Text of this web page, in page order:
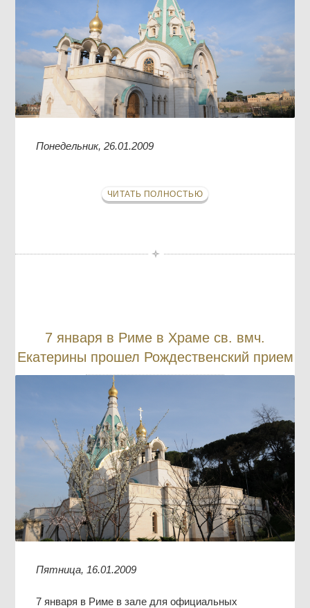
Понедельник, 26.01.2009
ЧИТАТЬ ПОЛНОСТЬЮ
7 января в Риме в Храме св. вмч.
Екатерины прошел Рождественский прием
Пятница, 16.01.2009
7 января в Риме в зале для официальных